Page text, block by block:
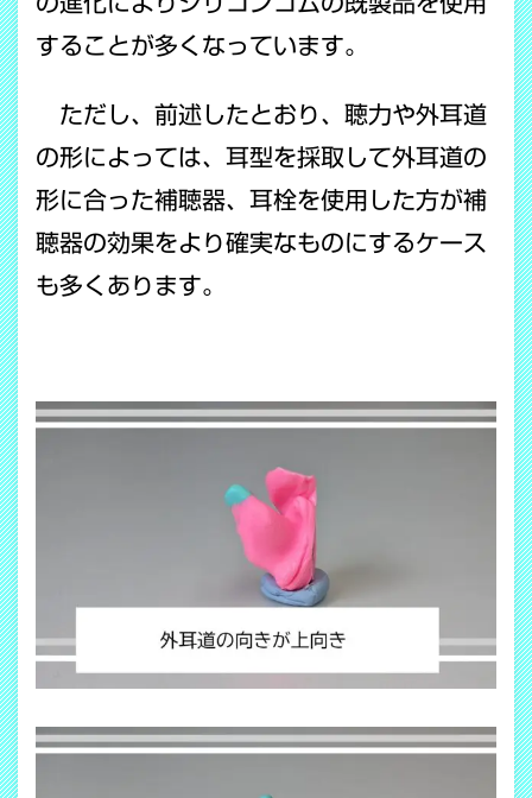
することが多くなっています。
ただし、前述したとおり、聴力や外耳道
の形によっては、耳型を採取して外耳道の
形に合った補聴器、耳栓を使用した方が補
聴器の効果をより確実なものにするケース
も多くあります。